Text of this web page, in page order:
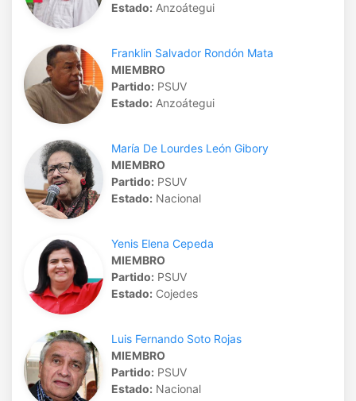
Estado: Anzoátegui
Franklin Salvador Rondón Mata
MIEMBRO
Partido: PSUV
Estado: Anzoátegui
María De Lourdes León Gibory
MIEMBRO
Partido: PSUV
Estado: Nacional
Yenis Elena Cepeda
MIEMBRO
Partido: PSUV
Estado: Cojedes
Luis Fernando Soto Rojas
MIEMBRO
Partido: PSUV
Estado: Nacional